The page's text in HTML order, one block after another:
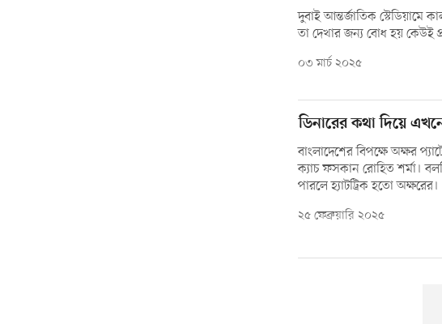
দুবাই আন্তর্জাতিক স্টেডিয়ামে
তা দেখার জন্য বোধ হয় কেউই
০৩ মার্চ ২০২৫
ডিনারের কথা দিয়ে
বাংলাদেশের বিপক্ষে অক্ষর
ক্যাচ ফসকান রোহিত শর্মা।
পারলে হ্যাটট্রিক হতো অক্ষরের।
২৫ ফেব্রুয়ারি ২০২৫